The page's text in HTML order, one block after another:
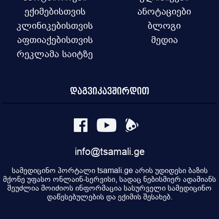
ექიმებისთვის
კლინიკებისთვის
აფთიაქებისთვის
რეკლამა საიტზე
ანოტაციები
ბლოგი
მედია
დაგვიკავშირდით
info@tsamali.ge
სამედიცინო პორტალი tsamali.ge არის უდიდესი ბაზის
მქონე უფასო ონლაინ-სერვისი, სადაც ნებისმიერ ადამიანს
შეუძლია მოიძიოს ინფორმაცია სასურველი სამედიცინო
დაწესებულების და ექიმის შესახებ.